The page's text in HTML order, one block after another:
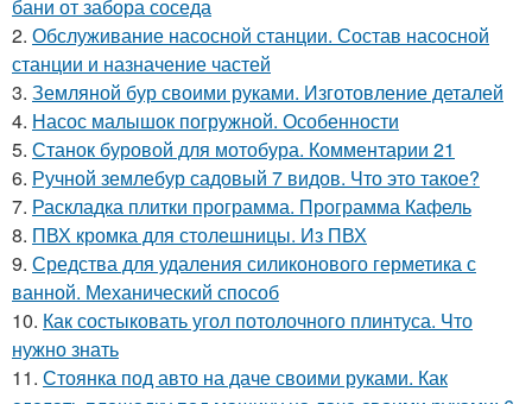
бани от забора соседа
2. Обслуживание насосной станции. Состав насосной
станции и назначение частей
3. Земляной бур своими руками. Изготовление деталей
4. Насос малышок погружной. Особенности
5. Станок буровой для мотобура. Комментарии 21
6. Ручной землебур садовый 7 видов. Что это такое?
7. Раскладка плитки программа. Программа Кафель
8. ПВХ кромка для столешницы. Из ПВХ
9. Средства для удаления силиконового герметика с
ванной. Механический способ
10. Как состыковать угол потолочного плинтуса. Что
нужно знать
11. Стоянка под авто на даче своими руками. Как